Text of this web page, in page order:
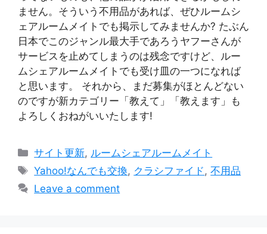
ません。そういう不用品があれば、ぜひルームシ
ェアルームメイトでも掲示してみませんか? たぶん
日本でこのジャンル最大手であろうヤフーさんが
サービスを止めてしまうのは残念ですけど、ルー
ムシェアルームメイトでも受け皿の一つになれば
と思います。 それから、まだ募集がほとんどない
のですが新カテゴリー「教えて」「教えます」も
よろしくおねがいいたします!
Categories
サイト更新, ルームシェアルームメイト
Tags
Yahoo!なんでも交換, クラシファイド ,不用品
Leave a comment